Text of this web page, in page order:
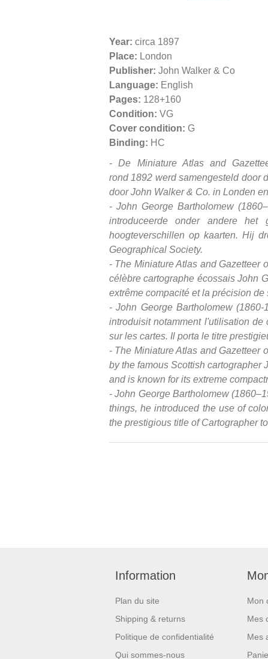
Year: circa 1897
Place: London
Publisher: John Walker & Co
Language: English
Pages: 128+160
Condition: VG
Cover condition: G
Binding: HC
- De Miniature Atlas and
rond 1892 werd samengesteld door
door John Walker & Co. in Londen
- John George Bartholomew
introduceerde onder andere het
hoogteverschillen op kaarten. Hij
Geographical Society.
- The Miniature Atlas and Gazetteer
célèbre cartographe écossais John
extrême compacité et la précision de
- John George Bartholomew
introduisit notamment l'utilisation
sur les cartes. Il porta le titre
- The Miniature Atlas and Gazetteer
by the famous Scottish cartographer
and is known for its extreme
- John George Bartholomew
things, he introduced the use of
the prestigious title of Cartographer
Information
Plan du site
Shipping & returns
Politique de confidentialité
Qui sommes-nous
Mon
Mes
Mes